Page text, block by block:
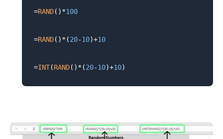
=RAND()*100
=RAND()*(20-10)+10
=INT(RAND()*(20-10)+10